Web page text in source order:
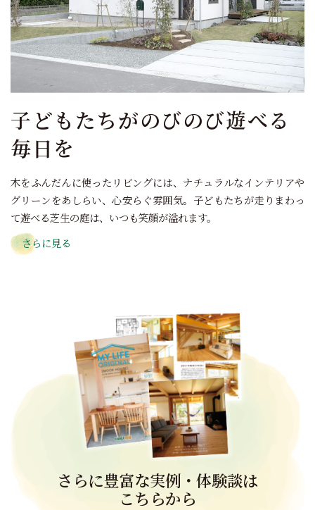
子どもたちがのびのび遊べる
毎日を
木をふんだんに使ったリビングには、ナチュラルなインテリアや
グリーンをあしらい、心安らぐ雰囲気。子どもたちが走りまわっ
て遊べる芝生の庭は、いつも笑顔が溢れます。
さらに見る
さらに豊富な実例・体験談は
こちらから